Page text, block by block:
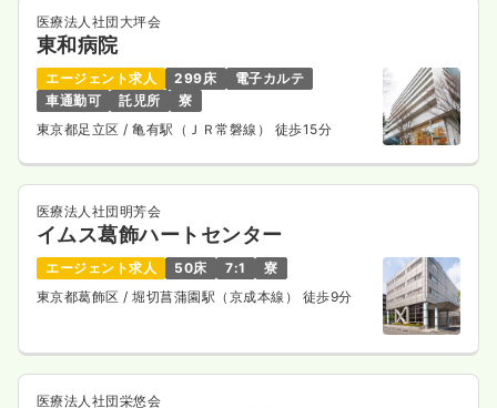
医療法人社団大坪会
東和病院
エージェント求人 299床
電子カルテ
車通勤可
託児所
寮
東京都足立区/ 亀有駅（ＪＲ常磐線） 徒歩15分
医療法人社団明芳会
イムス葛飾ハートセンター
エージェント求人 50床 7:1
寮
東京都葛飾区 / 堀切菖蒲園駅（京成本線） 徒歩9分
医療法人社団栄悠会